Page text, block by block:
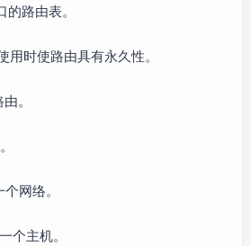
路由表。
时使路由具有永久性。
。
网络。
主机。